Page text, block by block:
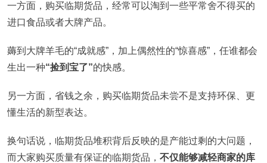
一方面，购买临期货品，经常可以淘到一些平常舍不得买的
进口食品或者大牌产品。
薅到大牌羊毛的“成就感”，加上偶然性的“惊喜感”，任谁都会
生出一种“捡到宝了”的快感。
另一方面，省钱之余，购买临期货品未尝不是支持环保、更
懂生活的新型表达。
换句话说，临期货品堆积背后反映的是产能过剩的大问题，
而大家购买质量有保证的临期货品， 不仅能够减轻商家的库